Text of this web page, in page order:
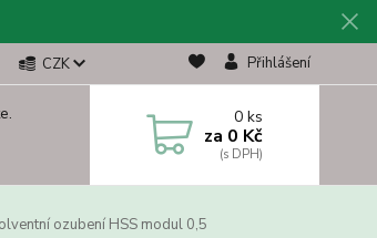
CZK Přihlášení
0ks
za 0 Kč
ozubení HSS modul 0,5